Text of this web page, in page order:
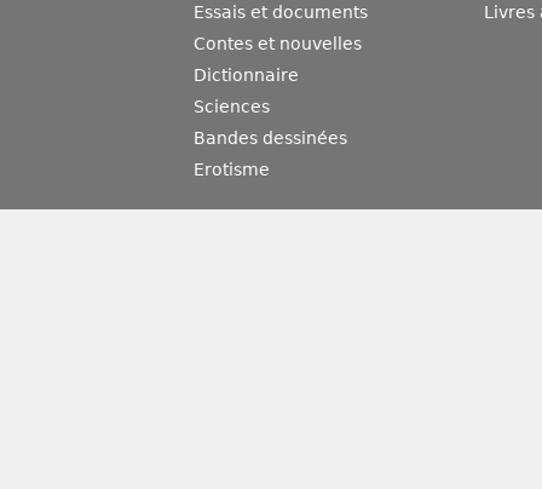
Essais et documents
Contes et nouvelles
Dictionnaire
Sciences
Bandes dessinées
Erotisme
Livres